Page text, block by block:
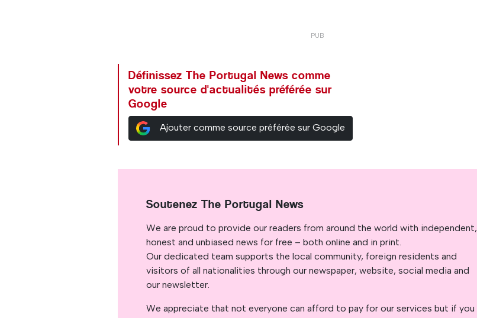
Définissez The Portugal News comme
votre source d'actualités préférée sur
Google
Ajouter comme source préférée sur Google
Soutenez The Portugal News
We are proud to provide our readers from around the world with independent,
honest and unbiased news for free – both online and in print.
Our dedicated team supports the local community, foreign residents and
visitors of all nationalities through our newspaper, website, social media and
our newsletter.
We appreciate that not everyone can afford to pay for our services but if you